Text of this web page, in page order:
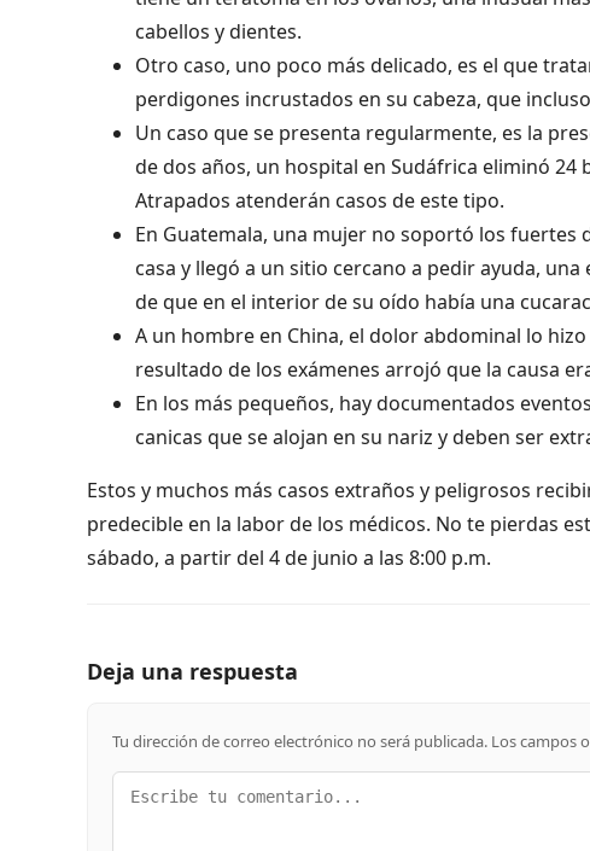
cabellos y dientes.
Otro caso, uno poco más delicado, es el que
perdigones incrustados en su cabeza, que
Un caso que se presenta regularmente, es la
de dos años, un hospital en Sudáfrica eliminó 24
Atrapados atenderán casos de este tipo.
En Guatemala, una mujer no soportó los fuertes
casa y llegó a un sitio cercano a pedir ayuda,
de que en el interior de su oído había una
A un hombre en China, el dolor abdominal lo
resultado de los exámenes arrojó que la causa
En los más pequeños, hay documentados
canicas que se alojan en su nariz y deben ser
Estos y muchos más casos extraños y peligrosos
predecible en la labor de los médicos. No te pierdas
sábado, a partir del 4 de junio a las 8:00 p.m.
Deja una respuesta
Tu dirección de correo electrónico no será publicada. Los campos